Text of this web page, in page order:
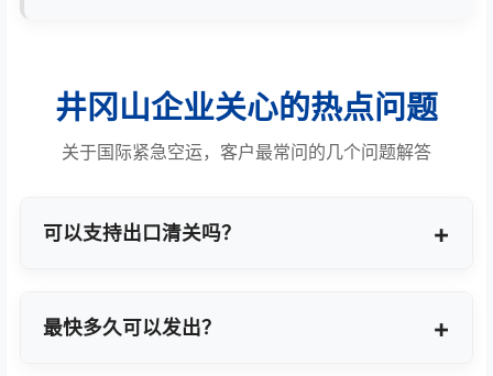
井冈山企业关心的热点问题
关于国际紧急空运，客户最常问的几个问题解答
可以支持出口清关吗？
最快多久可以发出？